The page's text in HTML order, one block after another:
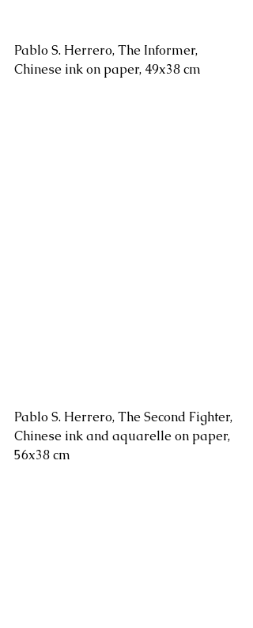
Pablo S. Herrero, The Informer,
Chinese ink on paper, 49x38 cm
Pablo S. Herrero, The Second Fighter,
Chinese ink and aquarelle on paper,
56x38 cm